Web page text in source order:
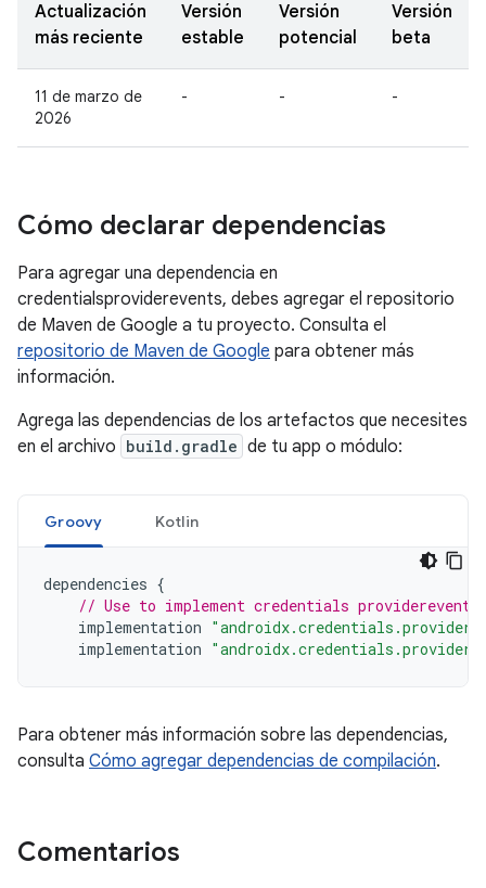
Actualización
más reciente
Versión
estable
Versión
potencial
Versión
beta
11 de marzo de
2026
- - -
Cómo declarar dependencias
Para agregar una dependencia en
credentialsproviderevents, debes agregar el repositorio
de Maven de Google a tu proyecto. Consulta el
repositorio de Maven de Google para obtener más
información.
Agrega las dependencias de los artefactos que necesites
en el archivo build.gradle de tu app o módulo:
Groovy Kotlin
dependencies {
// Use to implement credentials
implementation
implementation
Para obtener más información sobre las dependencias,
consulta Cómo agregar dependencias de compilación.
Comentarios